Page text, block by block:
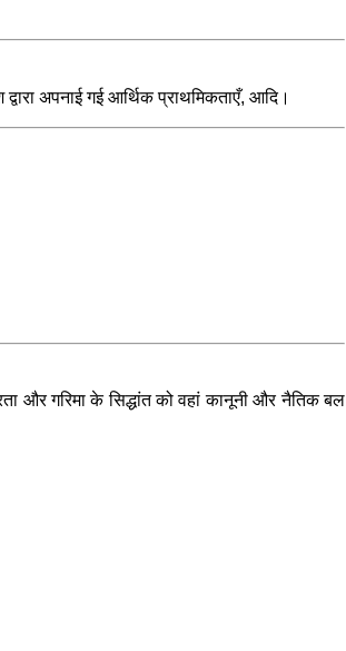
अपनाई गई आर्थिक प्राथमिकताएँ, आदि।
और गरिमा के सिद्धांत को वहां कानूनी और नैतिक बल